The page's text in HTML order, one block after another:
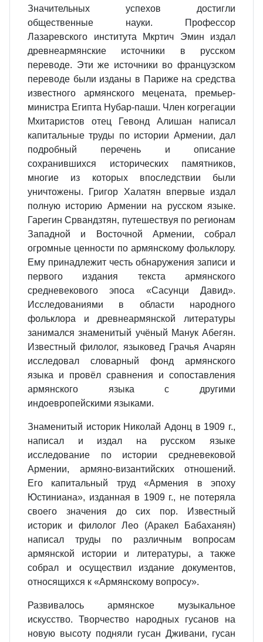
Значительных успехов достигли
общественные науки. Профессор
Лазаревского института Мкртич Эмин издал
древнеармянские источники в русском
переводе. Эти же источники во французском
переводе были изданы в Париже на средства
известного армянского мецената, премьер-
министра Египта Нубар-паши. Член когрегации
Мхитаристов отец Гевонд Алишан написал
капитальные труды по истории Армении, дал
подробный перечень и описание
сохранившихся исторических памятников,
многие из которых впоследствии были
уничтожены. Григор Халатян впервые издал
полную историю Армении на русском языке.
Гарегин Срвандзтян, путешествуя по регионам
Западной и Восточной Армении, собрал
огромные ценности по армянскому фольклору.
Ему принадлежит честь обнаружения записи и
первого издания текста армянского
средневекового эпоса «Сасунци Давид».
Исследованиями в области народного
фольклора и древнеармянской литературы
занимался знаменитый учёный Манук Абегян.
Известный филолог, языковед Грачья Ачарян
исследовал словарный фонд армянского
языка и провёл сравнения и сопоставления
армянского языка с другими
индоевропейскими языками.
Знаменитый историк Николай Адонц в 1909 г.,
написал и издал на русском языке
исследование по истории средневековой
Армении, армяно-византийских отношений.
Его капитальный труд «Армения в эпоху
Юстиниана», изданная в 1909 г., не потеряла
своего значения до сих пор. Известный
историк и филолог Лео (Аракел Бабаханян)
написал труды по различным вопросам
армянской истории и литературы, а также
собрал и осуществил издание документов,
относящихся к «Армянскому вопросу».
Развивалось армянское музыкальное
искусство. Творчество народных гусанов на
новую высоту подняли гусан Дживани, гусан